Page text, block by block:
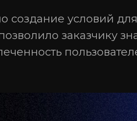
создание условий
заказчику